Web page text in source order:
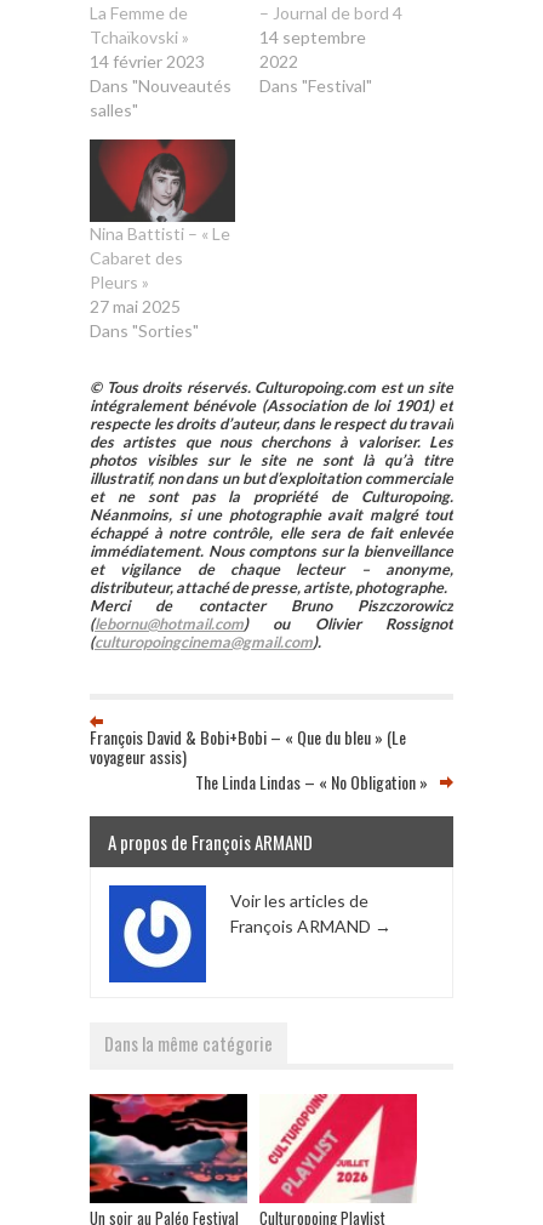
La Femme de
Tchaïkovski »
14 février 2023
Dans "Nouveautés
salles"
– Journal de bord 4
14 septembre
2022
Dans "Festival"
Nina Battisti – « Le
Cabaret des
Pleurs »
27 mai 2025
Dans "Sorties"
© Tous droits réservés. Culturopoing.com est un site
intégralement bénévole (Association de loi 1901) et
respecte les droits d’auteur, dans le respect du travail
des artistes que nous cherchons à valoriser. Les
photos visibles sur le site ne sont là qu’à titre
illustratif, non dans un but d’exploitation commerciale
et ne sont pas la propriété de Culturopoing.
Néanmoins, si une photographie avait malgré tout
échappé à notre contrôle, elle sera de fait enlevée
immédiatement. Nous comptons sur la bienveillance
et vigilance de chaque lecteur – anonyme,
distributeur, attaché de presse, artiste, photographe.
Merci de contacter Bruno Piszczorowicz
(lebornu@hotmail.com) ou Olivier Rossignot
(culturopoingcinema@gmail.com).
François David & Bobi+Bobi – « Que du bleu » (Le
voyageur assis)
The Linda Lindas – « No Obligation »
A propos de François ARMAND
Voir les articles de
François ARMAND →
Dans la même catégorie
Un soir au Paléo Festival Culturopoing Playlist